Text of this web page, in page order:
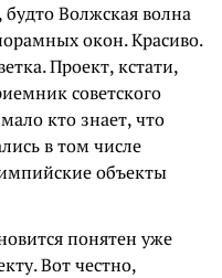
будто Волжская волна
окон. Красиво.
Проект, кстати,
советского
кто знает, что
в том числе
объекты
понятен уже
Вот честно,